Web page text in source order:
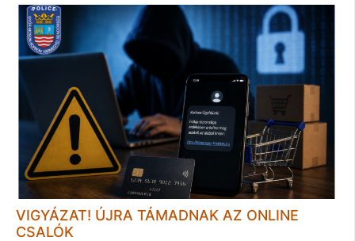
VIGYÁZAT! ÚJRA TÁMADNAK AZ ONLINE
CSALÓK